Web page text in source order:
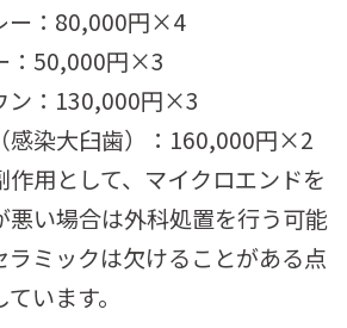
ー：80,000円×4
：50,000円×3
ン：130,000円×3
感染大臼歯）：160,000円×2
作用として、マイクロエンドを
悪い場合は外科処置を行う可能
ラミックは欠けることがある点
います。